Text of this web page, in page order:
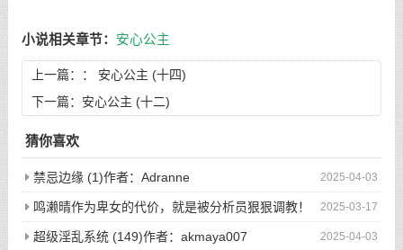
小说相关章节： 安心公主
上一篇：： 安心公主 (十四)
下一篇： 安心公主 (十二)
猜你喜欢
2025-04-03
禁忌边缘 (1)作者：Adranne
2025-03-17
鸣濑晴作为卑女的代价，就是被分析员狠狠调教！
(完)作者：空琉lemon
2025-04-03
超级淫乱系统 (149)作者：akmaya007